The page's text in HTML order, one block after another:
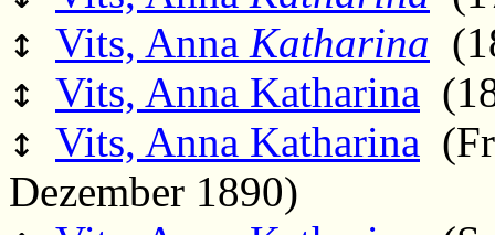
↕ Vits, Anna Katharina
↕ Vits, Anna Katharina
↕ Vits, Anna Katharina
Dezember 1890)